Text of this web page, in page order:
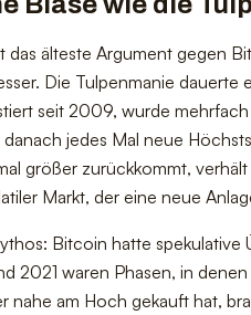
das älteste Argument gegen
Die Tulpenmanie dauerte
seit 2009, wurde
jedes Mal neue
größer zurückkommt,
Markt, der eine neue
Bitcoin hatte spekulative
2021 waren Phasen, in
nahe am Hoch gekauft hat,